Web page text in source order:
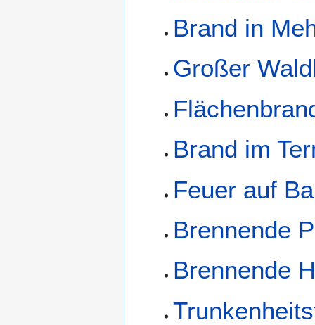
Brand in
Großer
Brand im
Feuer auf
Brennende
Brennende